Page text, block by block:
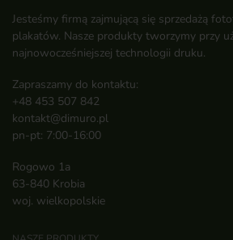
Jesteśmy firmą zajmującą się sprzedażą
plakatów. Nasze produkty tworzymy przy
najnowocześniejszej technologii druku.
Zapraszamy do kontaktu:
+48 453 507 842
kontakt@dimuro.pl
pn-pt: 7:00-16:00
Rogowo 1a
63-840 Krobia
woj. wielkopolskie